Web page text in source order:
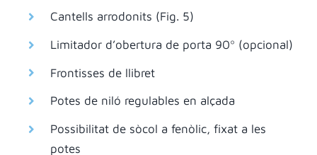
Cantells arrodonits (Fig. 5)
Limitador d’obertura de porta 90º (opcional)
Frontisses de llibret
Potes de niló regulables en alçada
Possibilitat de sòcol a fenòlic, fixat a les
potes